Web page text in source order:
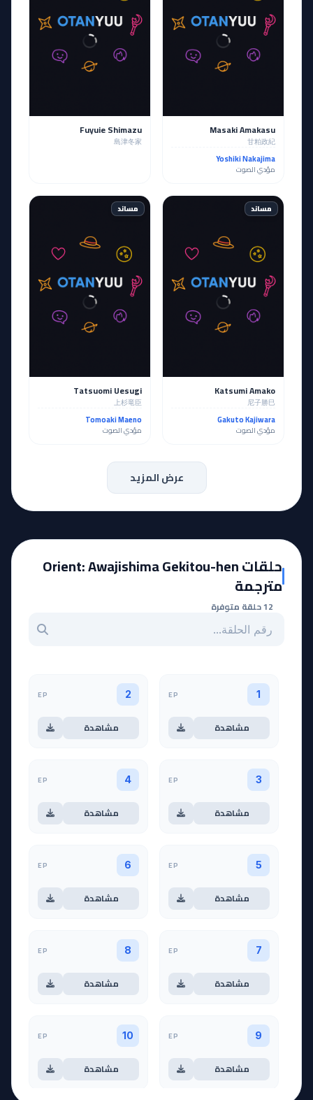
Masaki Amakasu
甘粕政紀
Yoshiki Nakajima
مؤدي الصوت
Fuyuie Shimazu
島津冬家
مساند
Katsumi Amako
尼子勝巳
Gakuto Kajiwara
مؤدي الصوت
مساند
Tatsuomi Uesugi
上杉竜臣
Tomoaki Maeno
مؤدي الصوت
عرض المزيد
حلقات Orient: Awajishima Gekitou-hen
مترجمة
12 حلقة متوفرة
بحث عن حلقة بالرقم
1
EP
مشاهدة
2
EP
مشاهدة
3
EP
مشاهدة
4
EP
مشاهدة
5
EP
مشاهدة
6
EP
مشاهدة
7
EP
مشاهدة
8
EP
مشاهدة
9
EP
مشاهدة
10
EP
مشاهدة